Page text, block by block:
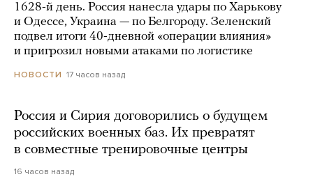
1628-й день. Россия нанесла удары по Харькову
и Одессе, Украина — по Белгороду. Зеленский
подвел итоги 40-дневной «операции влияния»
и пригрозил новыми атаками по логистике
НОВОСТИ 17 часов назад
Россия и Сирия договорились о будущем
российских военных баз. Их превратят
в совместные тренировочные центры
16 часов назад